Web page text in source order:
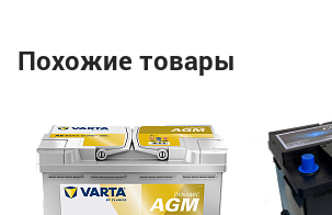
Похожие товары